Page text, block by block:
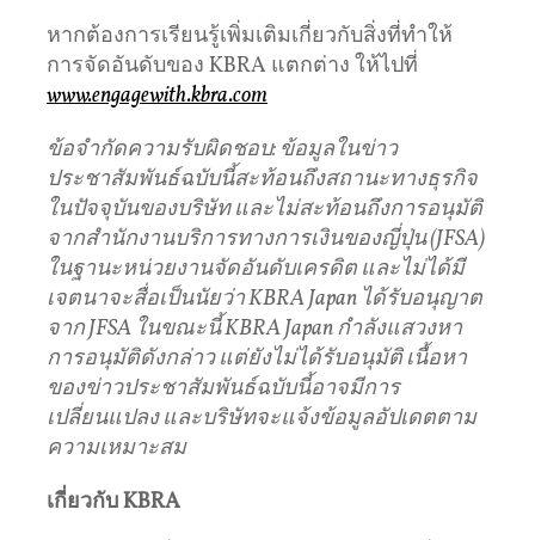
หากต้องการเรียนรู้เพิ่มเติมเกี่ยวกับสิ่งที่ทำให้
การจัดอันดับของ KBRA แตกต่าง ให้ไปที่
www.engagewith.kbra.com
ข้อจำกัดความรับผิดชอบ: ข้อมูลในข่าว
ประชาสัมพันธ์ฉบับนี้สะท้อนถึงสถานะทางธุรกิจ
ในปัจจุบันของบริษัท และไม่สะท้อนถึงการอนุมัติ
จากสำนักงานบริการทางการเงินของญี่ปุ่น (JFSA)
ในฐานะหน่วยงานจัดอันดับเครดิต และไม่ได้มี
เจตนาจะสื่อเป็นนัยว่า KBRA Japan ได้รับอนุญาต
จาก JFSA ในขณะนี้ KBRA Japan กำลังแสวงหา
การอนุมัติดังกล่าว แต่ยังไม่ได้รับอนุมัติ เนื้อหา
ของข่าวประชาสัมพันธ์ฉบับนี้อาจมีการ
เปลี่ยนแปลง และบริษัทจะแจ้งข้อมูลอัปเดตตาม
ความเหมาะสม
เกี่ยวกับ KBRA